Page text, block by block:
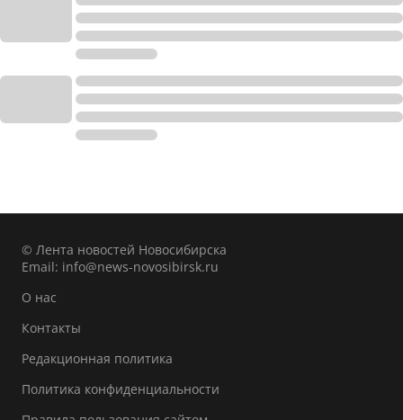
© Лента новостей Новосибирска
Email: info@news-novosibirsk.ru
О нас
Контакты
Редакционная политика
Политика конфиденциальности